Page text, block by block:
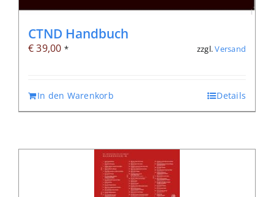
CTND Handbuch
€39,00 * zzgl.Versand
In den Warenkorb Details